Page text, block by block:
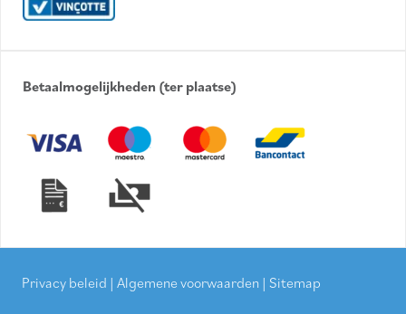
Betaalmogelijkheden (ter plaatse)
Privacy beleid | Algemene voorwaarden | Sitemap